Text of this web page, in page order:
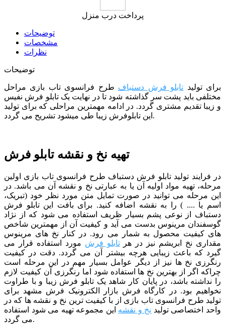
پرداخت درب منزل
توضیحات
مشخصات
نظرات
توضیحات
برای تولید تابلو فرش دستباف طرح فرانسوی تاب بازی مراحل
مختلفی باید پشت سر گذاشته شود تا در نهایت یک تابلو فرش نفیس
و زیبا تقدیم مشتری گردد. در ادامه مهمترین مراحلی که برای تولید
این تابلوفرش زیبا طی میشود تشریح می گردد.
تهیه نخ و نقشه تابلو فرش
در فرایند تولید تابلو فرش دستباف طرح فرانسوی تاب بازی اولین
مرحله، تهیه مواد اولیه آن یا به عبارتی نخ و نقشه آن می باشد. در
این مرحله می توانید در صورت تمایل متن مورد نظر خود (تبریک،
اسم یا .... ) را به نقشه اضافه کنید. برای بافت این تابلو فرش
دستباف از نوعی پشم بسیار ظریف استفاده می شود که از نژاد
گوسفندان مرینوس بدست می آید و کیفیت آن از مهمترین شاخص
های کیفیت محصول به شمار می رود. در کنار نخ های مرینوس
مقداری نخ ابریشم نیز در هرتابلو فرش مورد استفاده قرار می
گیرد که باعث زیبایی هرچه بیشتر آن می گردد. دقت در کیفیت
رنگرزی نخ ها نیز از دیگر عوامل بسیار مهم در این مرحله است
چراکه اگر از بهترین نخ ها استفاده شود اما رنگرزی آن کیفیت لازم
را نداشته باشد، در پایان کار شاهد یک تابلو فرش زیبا و با طراوت
نخواهیم بود. در کارگاه فرش بازار الکترونیک فرش مشهد برای
تولید طرح فرانسوی تاب بازی از با کیفیت ترین نخ و نقشه ها که در
واحد اختصاصی تولید نخ و نقشه این مجموعه تهیه می شود استفاده
می گردد.